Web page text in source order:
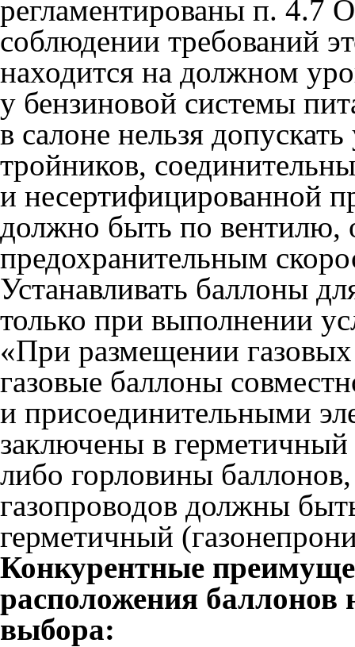
регламентированы п. 4.7
соблюдении требований
находится на должном
у бензиновой системы
в салоне нельзя
тройников,
и несертифицированной
должно быть по вентилю,
предохранительным
Устанавливать баллоны
только при выполнении
«При размещении
газовые баллоны
и присоединительными
заключены в
либо горловины
газопроводов должны
герметичный
Конкурентные
расположения баллонов
выбора: